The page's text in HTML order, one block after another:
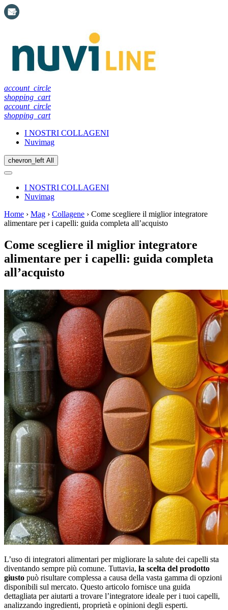
account_circle
shopping_cart
account_circle
shopping_cart
I NOSTRI COLLAGENI
Nuvimag
chevron_left All
I NOSTRI COLLAGENI
Nuvimag
Home › Mag › Collagene › Come scegliere il miglior integratore
alimentare per i capelli: guida completa all’acquisto
Come scegliere il miglior integratore
alimentare per i capelli: guida completa
all’acquisto
L’uso di integratori alimentari per migliorare la salute dei capelli sta
diventando sempre più comune. Tuttavia, la scelta del prodotto
giusto può risultare complessa a causa della vasta gamma di opzioni
disponibili sul mercato. Questo articolo fornisce una guida
dettagliata per aiutarti a trovare l’integratore ideale per i tuoi capelli,
analizzando ingredienti, proprietà e opinioni degli esperti.